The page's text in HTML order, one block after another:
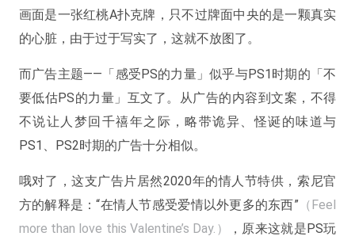
画面是一张红桃A扑克牌，只不过牌面中央的是一颗真实
的心脏，由于过于写实了，这就不放图了。
而广告主题——「感受PS的力量」似乎与PS1时期的「不
要低估PS的力量」互文了。从广告的内容到文案，不得
不说让人梦回千禧年之际，略带诡异、怪诞的味道与
PS1、PS2时期的广告十分相似。
哦对了，这支广告片居然2020年的情人节特供，索尼官
方的解释是：“在情人节感受爱情以外更多的东西” （Feel
more than love this Valentine’s Day.）
，原来这就是PS玩